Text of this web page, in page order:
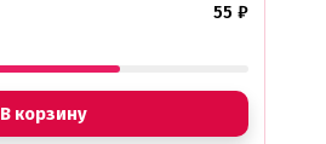
55 ₽
В корзину